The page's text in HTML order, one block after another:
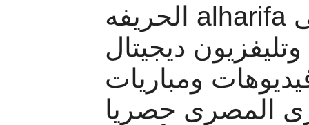
الحريفه alharifa موقع رياضى
ديجيتال
ومباريات
المصرى حصريا